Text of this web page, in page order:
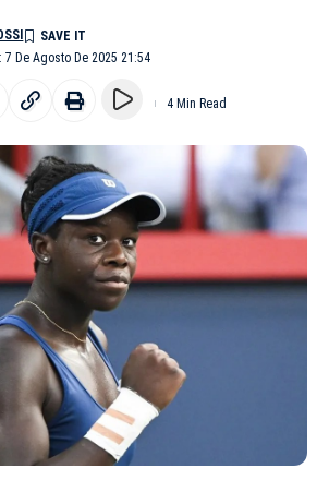
7 De Agosto De 2025 21:54
4 Min Read